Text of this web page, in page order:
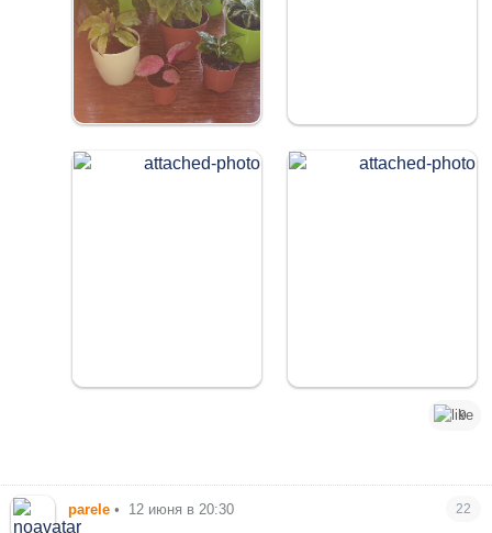
9
parele • 12 июня в 20:30 22